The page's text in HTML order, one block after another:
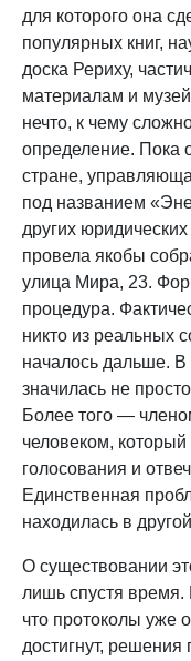
для которого она
популярных книг,
доска Рериху,
материалам и
нечто, к чему
определение. Пока
стране,
под названием
других
провела якобы
улица Мира, 23.
процедура.
никто из реальных
началось дальше. В
значилась не
Более того —
человеком, который
голосования и
Единственная
находилась в
О существовании
лишь спустя
что протоколы уже
достигнут,